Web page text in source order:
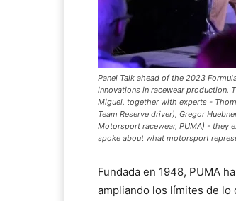
Panel Talk ahead of the 2023
innovations in racewear production.
Miguel, together with experts -
Team Reserve driver), Gregor
Motorsport racewear, PUMA) - they
spoke about what motorsport
Fundada en 1948, PUMA
ampliando los límites de